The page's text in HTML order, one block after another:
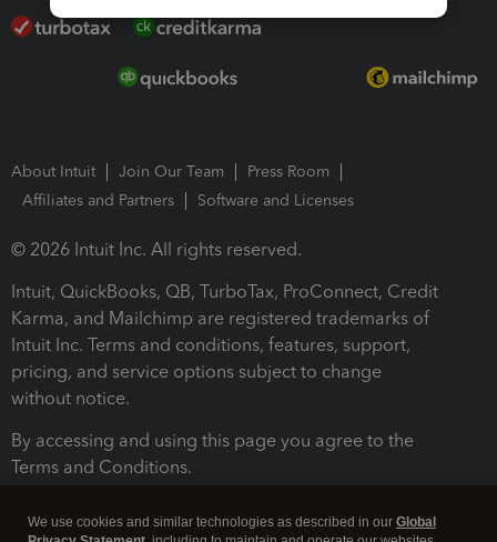
About Intuit Join Our Team
Press Room
Affiliates and Partners
Software and Licenses
© 2026 Intuit Inc. All rights reserved.
Intuit, QuickBooks, QB, TurboTax, ProConnect, Credit
Karma, and Mailchimp are registered trademarks of
Intuit Inc. Terms and conditions, features, support,
pricing, and service options subject to change
without notice.
By accessing and using this page you agree to the
Terms and Conditions.
We use cookies and similar technologies as described in our Global